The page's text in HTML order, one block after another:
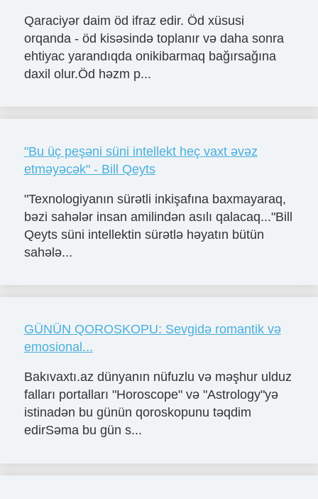
Qaraciyər daim öd ifraz edir. Öd xüsusi
orqanda - öd kisəsində toplanır və daha sonra
ehtiyac yarandıqda onikibarmaq bağırsağına
daxil olur.Öd həzm p...
"Bu üç peşəni süni intellekt heç vaxt əvəz
etməyəcək" - Bill Qeyts
"Texnologiyanın sürətli inkişafına baxmayaraq,
bəzi sahələr insan amilindən asılı qalacaq..."Bill
Qeyts süni intellektin sürətlə həyatın bütün
sahələ...
GÜNÜN QOROSKOPU: Sevgidə romantik və
emosional...
Bakıvaxtı.az dünyanın nüfuzlu və məşhur ulduz
falları portalları "Horoscope" və "Astrology"yə
istinadən bu günün qoroskopunu təqdim
edirSəma bu gün s...